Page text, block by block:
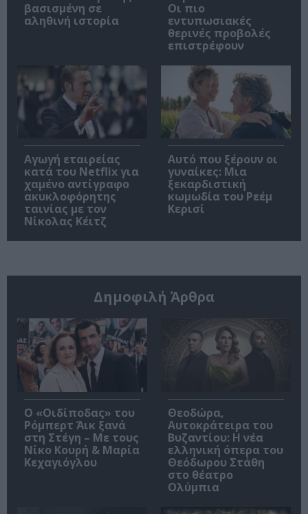
βασισμένη σε
αληθινή ιστορία
Οι πιο
εντυπωσιακές
θερινές προβολές
επιστρέφουν
Αγωγή εταιρείας
κατά του Netflix για
χαμένο αντίγραφο
ακυκλοφόρητης
ταινίας με τον
Νίκολας Κέιτζ
Αυτό που ξέρουν οι
γυναίκες: Μια
ξεκαρδιστική
κωμωδία του Ρεέμ
Κερισί
Δημοφιλή Άρθρα
O «Οιδίποδας» του
Ρόμπερτ Άικ ξανά
στη Στέγη – Με τους
Νίκο Κουρή & Μαρία
Κεχαγιόγλου
Θεοδώρα,
Αυτοκράτειρα του
Βυζαντίου: Η νέα
ελληνική όπερα του
Θεόδωρου Στάθη
στο θέατρο
Ολύμπια